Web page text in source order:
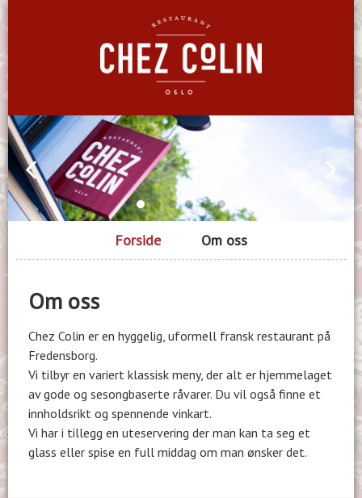
Forside Om oss
Om oss
Chez Colin er en hyggelig, uformell fransk restaurant på
Fredensborg.
Vi tilbyr en variert klassisk meny, der alt er hjemmelaget
av gode og sesongbaserte råvarer. Du vil også finne et
innholdsrikt og spennende vinkart.
Vi har i tillegg en uteservering der man kan ta seg et
glass eller spise en full middag om man ønsker det.